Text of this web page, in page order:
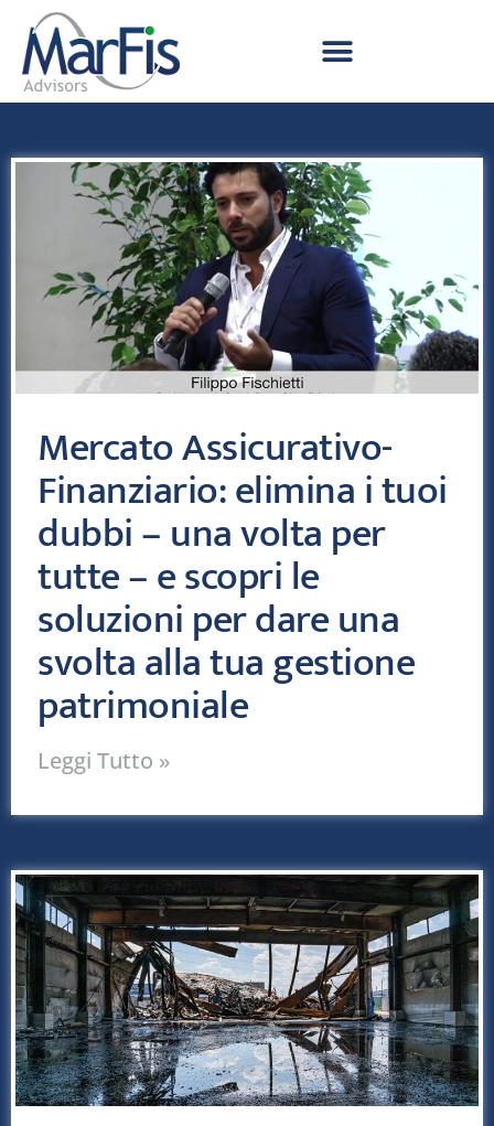
Mercato Assicurativo-
Finanziario: elimina i tuoi
dubbi – una volta per
tutte – e scopri le
soluzioni per dare una
svolta alla tua gestione
patrimoniale
Leggi Tutto »